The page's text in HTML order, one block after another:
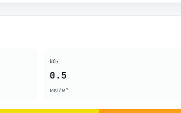
NO₂
0.5
мкг/м³